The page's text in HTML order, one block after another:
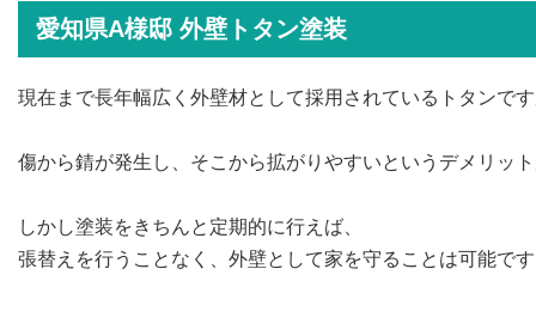
愛知県A様邸 外壁トタン塗装
現在まで長年幅広く外壁材として採用されているトタンで
傷から錆が発生し、そこから拡がりやすいというデメリッ
しかし塗装をきちんと定期的に行えば、
張替えを行うことなく、外壁として家を守ることは可能で